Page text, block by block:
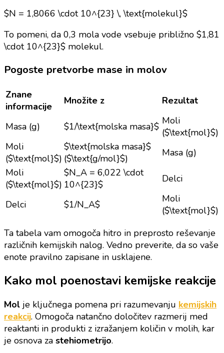
$N = 1,8066 \cdot 10^{23} \, \text{molekul}$
To pomeni, da 0,3 mola vode vsebuje približno $1,81
\cdot 10^{23}$ molekul.
Pogoste pretvorbe mase in molov
Znane
informacije
Množite z Rezultat
Masa (g) $1/\text{molska masa}$ Moli
($\text{mol}$)
Moli
($\text{mol}$)
$\text{molska masa}$
($\text{g/mol}$)
Masa (g)
Moli
($\text{mol}$)
$N_A = 6,022 \cdot
10^{23}$
Delci
Delci $1/N_A$
Moli
($\text{mol}$)
Ta tabela vam omogoča hitro in preprosto reševanje
različnih kemijskih nalog. Vedno preverite, da so vaše
enote pravilno zapisane in usklajene.
Kako mol poenostavi kemijske reakcije
Mol je ključnega pomena pri razumevanju kemijskih
reakcij. Omogoča natančno določitev razmerij med
reaktanti in produkti z izražanjem količin v molih, kar
je osnova za stehiometrijo.